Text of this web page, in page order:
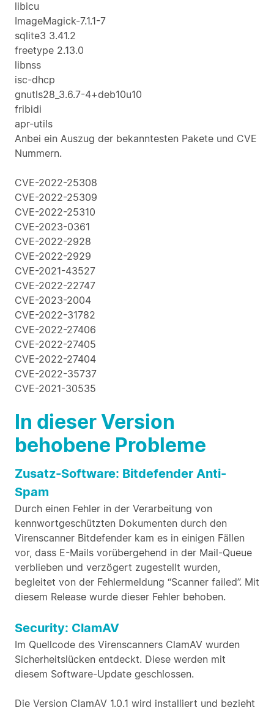
libicu
ImageMagick-7.1.1-7
sqlite3 3.41.2
freetype 2.13.0
libnss
isc-dhcp
gnutls28_3.6.7-4+deb10u10
fribidi
apr-utils
Anbei ein Auszug der bekanntesten Pakete und CVE
Nummern.
CVE-2022-25308
CVE-2022-25309
CVE-2022-25310
CVE-2023-0361
CVE-2022-2928
CVE-2022-2929
CVE-2021-43527
CVE-2022-22747
CVE-2023-2004
CVE-2022-31782
CVE-2022-27406
CVE-2022-27405
CVE-2022-27404
CVE-2022-35737
CVE-2021-30535
In dieser Version
behobene Probleme
Zusatz-Software: Bitdefender Anti-
Spam
Durch einen Fehler in der Verarbeitung von
kennwortgeschützten Dokumenten durch den
Virenscanner Bitdefender kam es in einigen Fällen
vor, dass E-Mails vorübergehend in der Mail-Queue
verblieben und verzögert zugestellt wurden,
begleitet von der Fehlermeldung “Scanner failed”. Mit
diesem Release wurde dieser Fehler behoben.
Security: ClamAV
Im Quellcode des Virenscanners ClamAV wurden
Sicherheitslücken entdeckt. Diese werden mit
diesem Software-Update geschlossen.
Die Version ClamAV 1.0.1 wird installiert und bezieht